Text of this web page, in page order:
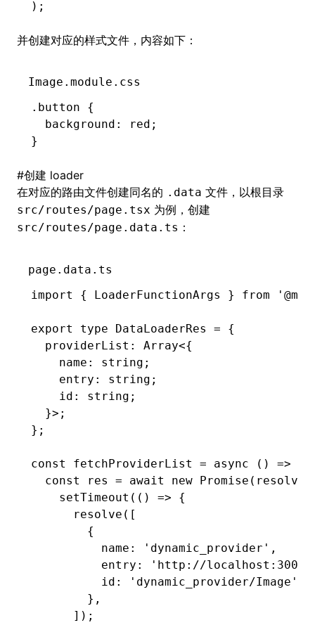
);
并创建对应的样式文件，内容如下：
Image.module.css
.button {
  background
: red ;
}
#创建 loader
在对应的路由文件创建同名的 .data 文件，以根目录
src/routes/page.tsx 为例，创建
src/routes/page.data.ts ：
page.data.ts
import
{ LoaderFunctionArgs } from
export type DataLoaderRes = {
  providerList
: Array<{
    name
: string ;
    entry
: string ;
    id
: string ;
  }>;
};
const fetchProviderList = async () =>
  const
res = await new Promise (resolve
    setTimeout
(() => {
      resolve
([
        {
          name
: 'dynamic_provider' ,
          entry
:
'http://localhost:3008/
          id
: 'dynamic_provider/Image'
        }
,
      ]);